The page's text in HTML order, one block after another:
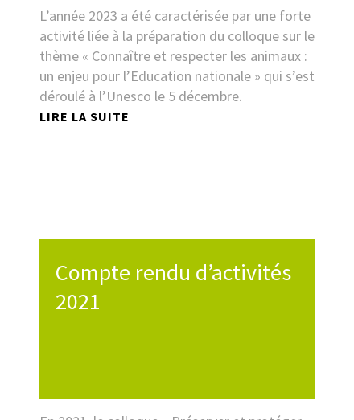
L’année 2023 a été caractérisée par une forte
activité liée à la préparation du colloque sur le
thème « Connaître et respecter les animaux :
un enjeu pour l’Education nationale » qui s’est
déroulé à l’Unesco le 5 décembre.
LIRE LA SUITE
Compte rendu d’activités
2021